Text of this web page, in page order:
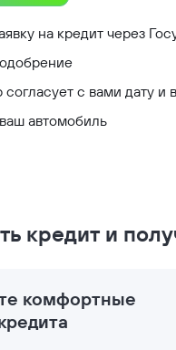
на кредит через
с вами дату и
автомобиль
кредит и
комфортные